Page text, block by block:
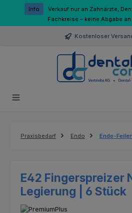
Zum Hauptinhalt springen
Info
Verkauf nur an Zahnärzte,
Fachkreise – keine Abgabe
Kostenloser
Praxisbedarf Endo Endo-Feilen
E42 Fingerspreizer
Legierung | 6 Stück